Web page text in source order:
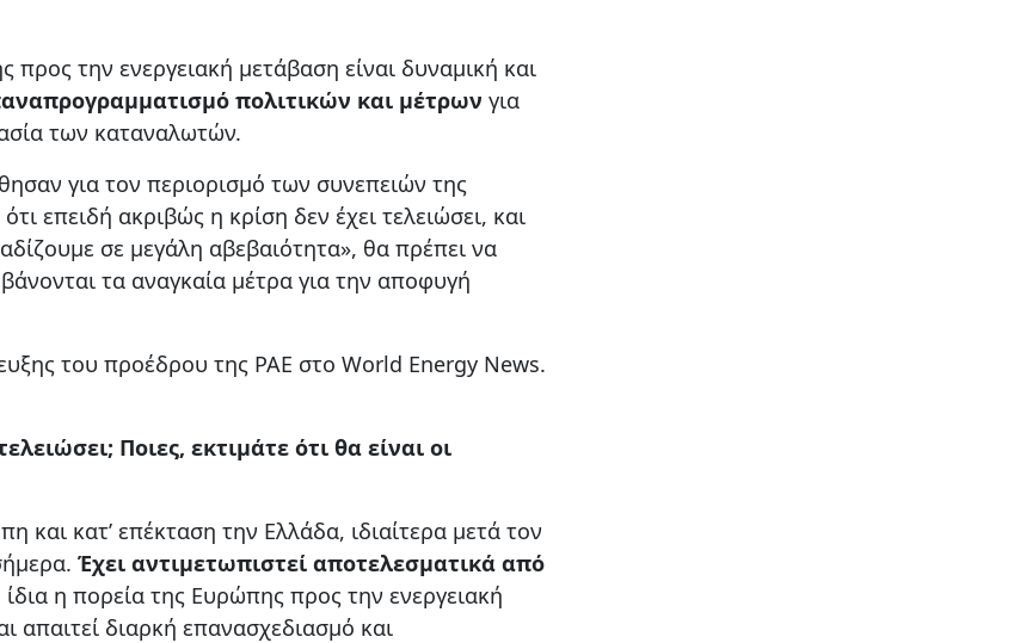
την ενεργειακή μετάβαση είναι δυναμική και
πολιτικών και μέτρων για
των καταναλωτών.
για τον περιορισμό των συνεπειών της
επειδή ακριβώς η κρίση δεν έχει τελειώσει, και
σε μεγάλη αβεβαιότητα», θα πρέπει να
τα αναγκαία μέτρα για την αποφυγή
του προέδρου της ΡΑΕ στο World Energy News.
Ποιες, εκτιμάτε ότι θα είναι οι
και κατ’ επέκταση την Ελλάδα, ιδιαίτερα μετά τον
Έχει αντιμετωπιστεί αποτελεσματικά από
η πορεία της Ευρώπης προς την ενεργειακή
απαιτεί διαρκή επανασχεδιασμό και